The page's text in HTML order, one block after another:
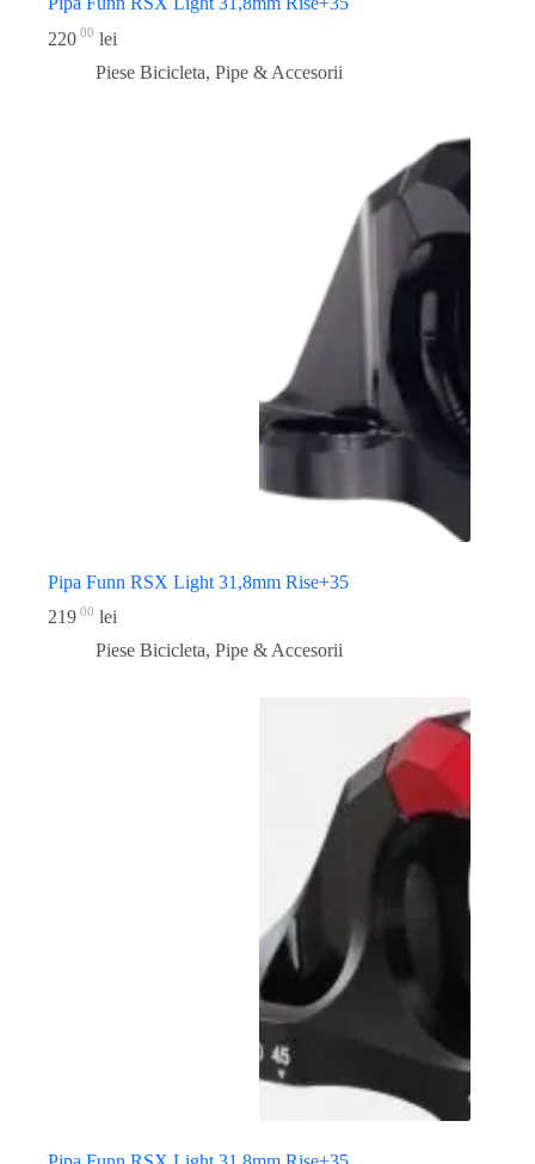
220 00 lei
Piese Bicicleta, Pipe & Accesorii
Pipa Funn RSX Light 31,8mm Rise+35
219 00 lei
Piese Bicicleta, Pipe & Accesorii